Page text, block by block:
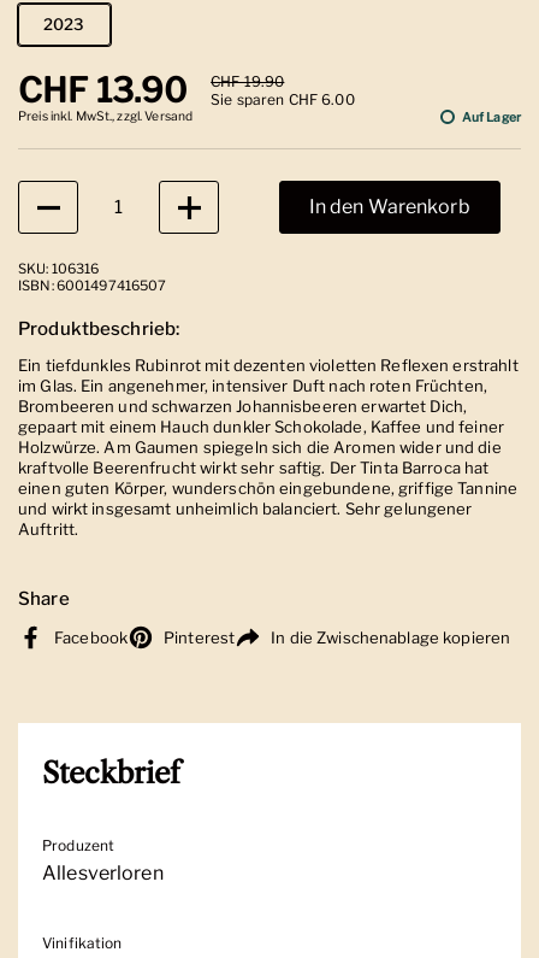
2023
Regulärer Preis
CHF 13.90 Sale-Preis
CHF 19.90
Sie sparen CHF 6.00
Preis inkl. MwSt., zzgl. Versand Auf Lager
Anzahl
In den Warenkorb
SKU: 106316
ISBN: 6001497416507
Produktbeschrieb:
Ein tiefdunkles Rubinrot mit dezenten violetten Reflexen erstrahlt
im Glas. Ein angenehmer, intensiver Duft nach roten Früchten,
Brombeeren und schwarzen Johannisbeeren erwartet Dich,
gepaart mit einem Hauch dunkler Schokolade, Kaffee und feiner
Holzwürze. Am Gaumen spiegeln sich die Aromen wider und die
kraftvolle Beerenfrucht wirkt sehr saftig. Der Tinta Barroca hat
einen guten Körper, wunderschön eingebundene, griffige Tannine
und wirkt insgesamt unheimlich balanciert. Sehr gelungener
Auftritt.
Share
Facebook Pinterest In die Zwischenablage kopieren
Steckbrief
Produzent
Allesverloren
Vinifikation